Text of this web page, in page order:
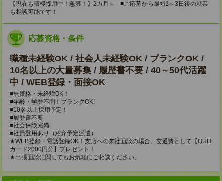
【現在も積極採用中！急募！】2カ月～ ■ご応募から最短2～3日後の就業
も相談可能です！
応募資格・条件
職種未経験OK / 社会人未経験OK / ブランクOK /
10名以上の大量募集 / 履歴書不要 / 40～50代活躍
中 / WEB登録・面接OK
■無資格・未経験OK！
■年齢・学歴不問！ブランクOK!
■10名以上採用予定！
■履歴書不要
■社会保険完備
■社員登用あり（紹介予定派遣）
★WEB登録・電話登録OK！支店への来社面談の場合、交通費として【QUO
カード2000円分】プレゼント！
★出張面談に関してもお気軽にご相談ください。